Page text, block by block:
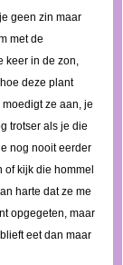
geen zin maar
met de
keer in de zon,
deze plant
ze aan, je
trotser als je die
nog nooit eerder
kijk die hommel
harte dat ze me
opgegeten, maar
eet dan maar